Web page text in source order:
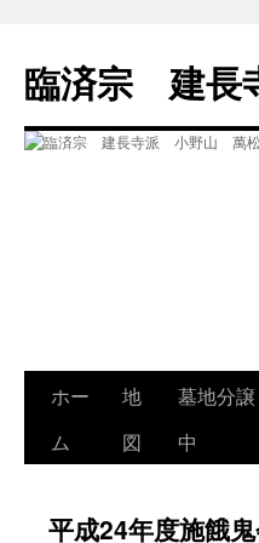
テ
ン
へ
臨済宗 建
ホー
ム
地
図
墓地分譲
中
平成24年度施餓